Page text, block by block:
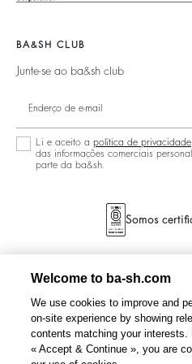
Joias
BA&SH CLUB
Junte-se ao ba&sh club
Li e aceito a política de privacidade
das informações comerciais
parte da ba&sh.
Somos
Welcome to ba-sh.com
We use cookies to improve and
on-site experience by showing
contents matching your
« Accept & Continue », you are